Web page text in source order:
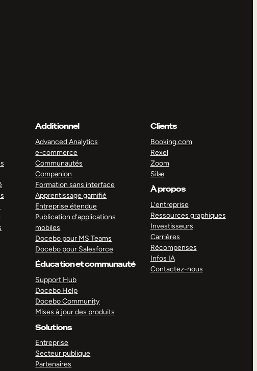
Additionnel
Advanced Analytics
e-commerce
Communautés
Companion
Formation sans interface
Apprentissage gamifié
Entreprise étendue
Publication d’applications
mobiles
Docebo pour MS Teams
Docebo pour Salesforce
Éducation et communauté
Support Hub
Docebo Help
Docebo Community
Mises à jour des produits
Solutions
Entreprise
Secteur publique
Partenaires
Clients
Booking.com
Rexel
Zoom
Silæ
À propos
L’entreprise
Ressources graphiques
Investisseurs
Carrières
Récompenses
Infos IA
Contactez-nous